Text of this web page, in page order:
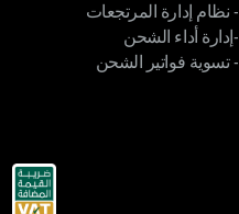
- نظام إدارة السائقين
- نظام إدارة المرتجعات
- نظام إدارة المرتجعات
-إدارة أداء الشحن
-إدارة أداء الشحن
- تسوية فواتير الشحن